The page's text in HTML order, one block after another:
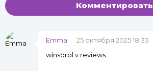
Комментировать
Emma
25 октября 2025 18:33
winsdrol v reviews